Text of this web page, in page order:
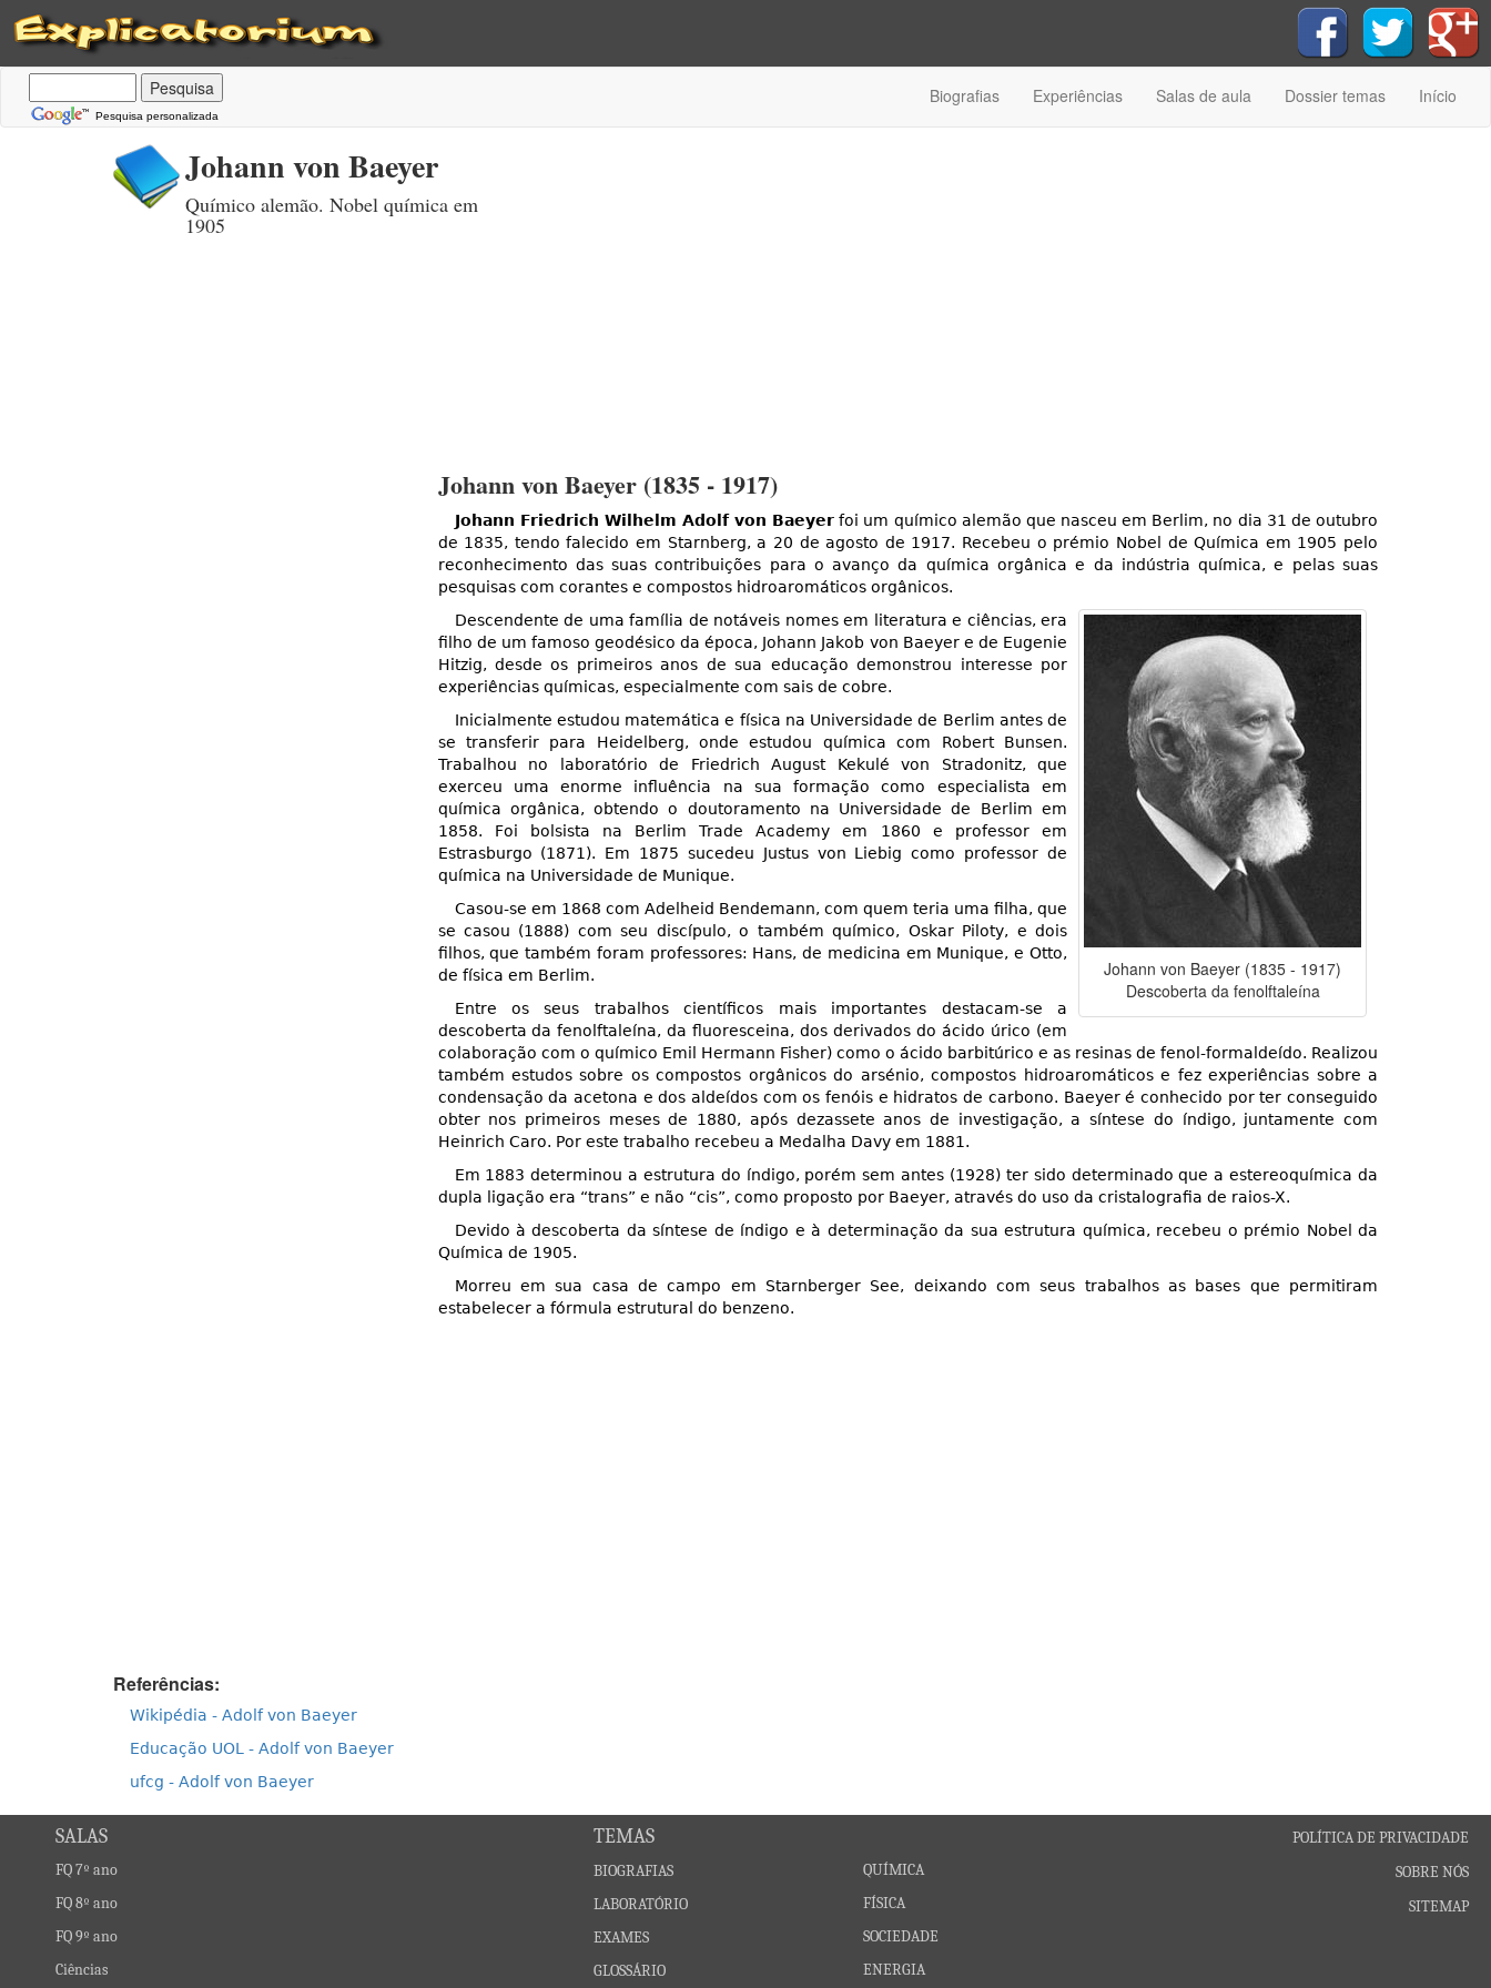
Pesquisa personalizada
Biografias Experiências Salas de aula Dossier temas Início
Johann von Baeyer
Químico alemão. Nobel química em
1905
Johann von Baeyer (1835 - 1917)
Johann Friedrich Wilhelm Adolf von Baeyer foi um químico alemão que nasceu em Berlim, no dia 31 de outubro
de 1835, tendo falecido em Starnberg, a 20 de agosto de 1917. Recebeu o prémio Nobel de Química em 1905 pelo
reconhecimento das suas contribuições para o avanço da química orgânica e da indústria química, e pelas suas
pesquisas com corantes e compostos hidroaromáticos orgânicos.
Johann von Baeyer (1835 - 1917)
Descoberta da fenolftaleína
Descendente de uma família de notáveis nomes em literatura e ciências, era
filho de um famoso geodésico da época, Johann Jakob von Baeyer e de Eugenie
Hitzig, desde os primeiros anos de sua educação demonstrou interesse por
experiências químicas, especialmente com sais de cobre.
Inicialmente estudou matemática e física na Universidade de Berlim antes de
se transferir para Heidelberg, onde estudou química com Robert Bunsen.
Trabalhou no laboratório de Friedrich August Kekulé von Stradonitz, que
exerceu uma enorme influência na sua formação como especialista em
química orgânica, obtendo o doutoramento na Universidade de Berlim em
1858. Foi bolsista na Berlim Trade Academy em 1860 e professor em
Estrasburgo (1871). Em 1875 sucedeu Justus von Liebig como professor de
química na Universidade de Munique.
Casou-se em 1868 com Adelheid Bendemann, com quem teria uma filha, que
se casou (1888) com seu discípulo, o também químico, Oskar Piloty, e dois
filhos, que também foram professores: Hans, de medicina em Munique, e Otto,
de física em Berlim.
Entre os seus trabalhos científicos mais importantes destacam-se a
descoberta da fenolftaleína, da fluoresceina, dos derivados do ácido úrico (em
colaboração com o químico Emil Hermann Fisher) como o ácido barbitúrico e as resinas de fenol-formaldeído. Realizou
também estudos sobre os compostos orgânicos do arsénio, compostos hidroaromáticos e fez experiências sobre a
condensação da acetona e dos aldeídos com os fenóis e hidratos de carbono. Baeyer é conhecido por ter conseguido
obter nos primeiros meses de 1880, após dezassete anos de investigação, a síntese do índigo, juntamente com
Heinrich Caro. Por este trabalho recebeu a Medalha Davy em 1881.
Em 1883 determinou a estrutura do índigo, porém sem antes (1928) ter sido determinado que a estereoquímica da
dupla ligação era “trans” e não “cis”, como proposto por Baeyer, através do uso da cristalografia de raios-X.
Devido à descoberta da síntese de índigo e à determinação da sua estrutura química, recebeu o prémio Nobel da
Química de 1905.
Morreu em sua casa de campo em Starnberger See, deixando com seus trabalhos as bases que permitiram
estabelecer a fórmula estrutural do benzeno.
Referências:
Wikipédia - Adolf von Baeyer
Educação UOL - Adolf von Baeyer
ufcg - Adolf von Baeyer
SALAS
FQ 7º ano
FQ 8º ano
FQ 9º ano
Ciências
TEMAS
BIOGRAFIAS
LABORATÓRIO
EXAMES
GLOSSÁRIO
QUÍMICA
FÍSICA
SOCIEDADE
ENERGIA
POLÍTICA DE PRIVACIDADE
SOBRE NÓS
SITEMAP